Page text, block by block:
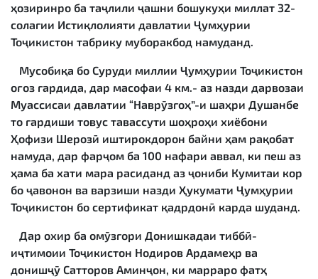
ҳозиринро ба таҷлили ҷашни бошукуҳи миллат 32-
солагии Истиқлолияти давлатии Ҷумҳурии
Тоҷикистон табрику муборакбод намуданд.
Мусобиқа бо Суруди миллии Ҷумҳурии Тоҷикистон
оғоз гардида, дар масофаи 4 км.- аз назди дарвозаи
Муассисаи давлатии “Наврӯзгоҳ”-и шаҳри Душанбе
то гардиши товус тавассути шоҳроҳи хиёбони
Ҳофизи Шерозӣ иштирокдорон байни ҳам рақобат
намуда, дар фарҷом ба 100 нафари аввал, ки пеш аз
ҳама ба хати мара расиданд аз ҷониби Кумитаи кор
бо ҷавонон ва варзиши назди Ҳукумати Ҷумҳурии
Тоҷикистон бо сертификат қадрдонӣ карда шуданд.
Дар охир ба омӯзгори Донишкадаи тиббӣ-
иҷтимоии Тоҷикистон Нодиров Ардамеҳр ва
донишҷӯ Сатторов Аминҷон, ки марраро фатҳ